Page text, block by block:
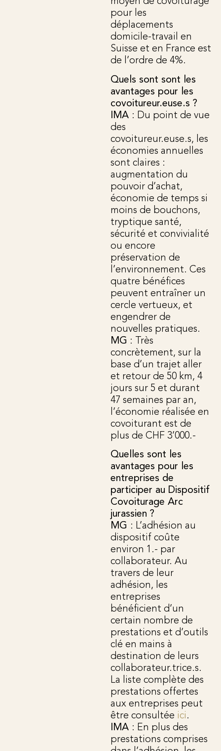
pour les
déplacements
domicile-travail en
Suisse et en France est
de l’ordre de 4%.
Quels sont sont les
avantages pour les
covoitureur.euse.s ?
IMA : Du point de vue
des
covoitureur.euse.s, les
économies annuelles
sont claires :
augmentation du
pouvoir d’achat,
économie de temps si
moins de bouchons,
tryptique santé,
sécurité et convivialité
ou encore
préservation de
l’environnement. Ces
quatre bénéfices
peuvent entraîner un
cercle vertueux, et
engendrer de
nouvelles pratiques.
MG : Très
concrètement, sur la
base d’un trajet aller
et retour de 50 km, 4
jours sur 5 et durant
47 semaines par an,
l’économie réalisée en
covoiturant est de
plus de CHF 3’000.-
Quelles sont les
avantages pour les
entreprises de
participer au Dispositif
Covoiturage Arc
jurassien ?
MG : L’adhésion au
dispositif coûte
environ 1.- par
collaborateur. Au
travers de leur
adhésion, les
entreprises
bénéficient d’un
certain nombre de
prestations et d’outils
clé en mains à
destination de leurs
collaborateur.trice.s.
La liste complète des
prestations offertes
aux entreprises peut
être consultée ici .
IMA : En plus des
prestations comprises